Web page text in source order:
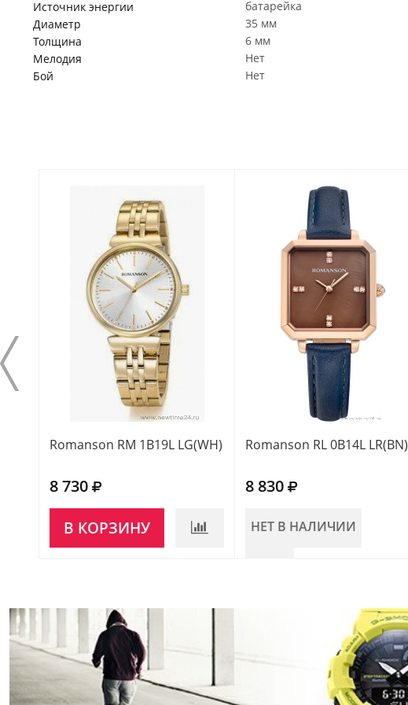
Источник энергии
батарейка
Диаметр
35 мм
Толщина
6 мм
Мелодия
Нет
Бой
Нет
Romanson RM 1B19L LG(WH)
8 730
В КОРЗИНУ
Romanson RL 0B14L LR(BN)
8 830
НЕТ В НАЛИЧИИ